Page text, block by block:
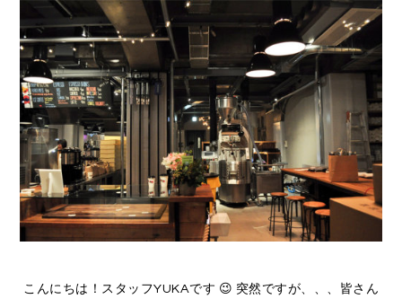
こんにちは！スタッフYUKAです 😉 突然ですが、、、皆さん